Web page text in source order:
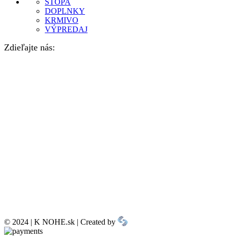
STOPA
DOPLNKY
KRMIVO
VÝPREDAJ
Zdieľajte nás:
© 2024 | K NOHE.sk | Created by